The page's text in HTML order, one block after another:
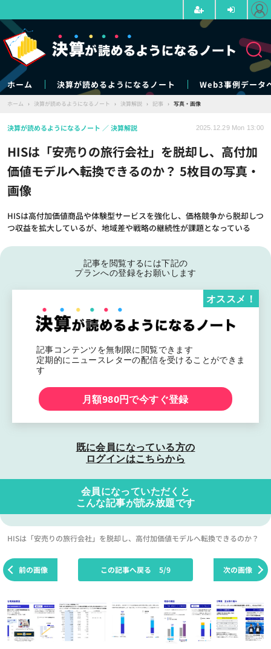
ホーム 決算が読めるようになるノート Web3事例データ
ホーム › 決算が読めるようになるノート › 決算解説 › 記事 › 写真・画像
HISは「安売りの旅行会社」を脱却し、高付加
価値モデルへ転換できるのか？ 5枚目の写真・
画像
HISは高付加価値商品や体験型サービスを強化し、価格競争から脱却しつ
つ収益を拡大しているが、地域差や戦略の継続性が課題となっている
決算が読めるようになるノート 決算解説 2025.12.29 Mon 13:00
記事を閲覧するには下記の
プランへの登録をお願いします
記事コンテンツを無制限に閲覧できます
定期的にニュースレターの配信を受けることができま
す
オススメ！
月額980円で今すぐ登録
既に会員になっている方の
ログインはこちらから
会員になっていただくと
こんな記事が読み放題です
HISは「安売りの旅行会社」を脱却し、高付加価値モデルへ転換できるのか？
前の画像 次の画像
この記事へ戻る 5/9